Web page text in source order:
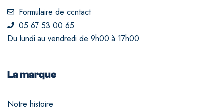
Formulaire de contact
05 67 53 00 65
Du lundi au vendredi de 9h00 à 17h00
La marque
Notre histoire